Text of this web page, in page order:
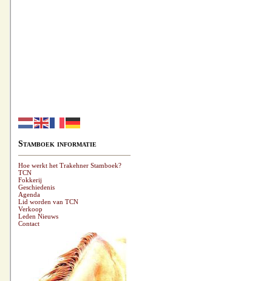
Stamboek informatie
Hoe werkt het Trakehner Stamboek?
TCN
Fokkerij
Geschiedenis
Agenda
Lid worden van TCN
Verkoop
Leden Nieuws
Contact